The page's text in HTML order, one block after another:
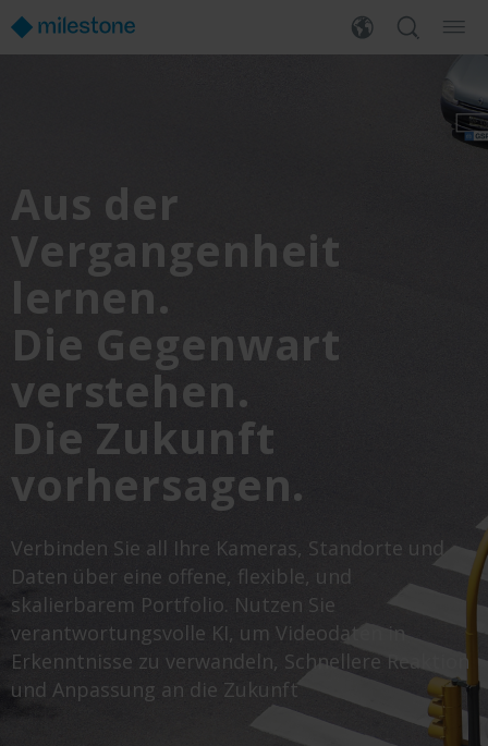
Aus der
Vergangenheit
lernen.
Die Gegenwart
verstehen.
Die Zukunft
vorhersagen.
Verbinden Sie all Ihre Kameras, Standorte und
Daten über eine offene, flexible, und
skalierbarem Portfolio. Nutzen Sie
verantwortungsvolle KI, um Videodaten in
Erkenntnisse zu verwandeln, Schnellere Reaktion
und Anpassung an die Zukunft